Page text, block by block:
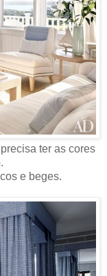
ter as cores
e beges.